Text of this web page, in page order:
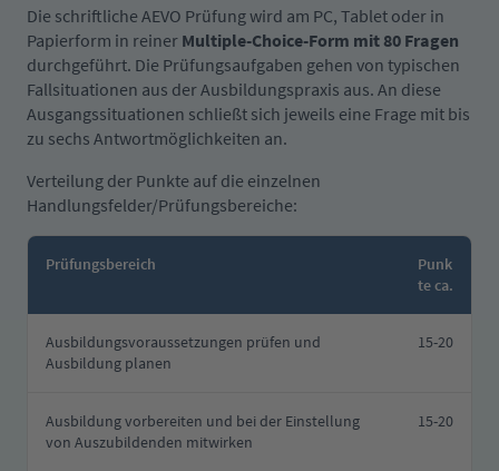
Die schriftliche AEVO Prüfung wird am PC, Tablet oder in
Papierform in reiner Multiple-Choice-Form mit 80 Fragen
durchgeführt. Die Prüfungsaufgaben gehen von typischen
Fallsituationen aus der Ausbildungspraxis aus. An diese
Ausgangssituationen schließt sich jeweils eine Frage mit bis
zu sechs Antwortmöglichkeiten an.
Verteilung der Punkte auf die einzelnen
Handlungsfelder/Prüfungsbereiche:
Prüfungsbereich
Punk
te ca.
Ausbildungsvoraussetzungen prüfen und
Ausbildung planen
15-20
Ausbildung vorbereiten und bei der Einstellung
von Auszubildenden mitwirken
15-20